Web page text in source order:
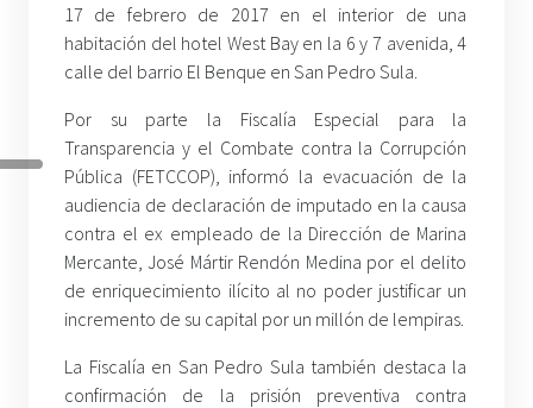
17 de febrero de 2017 en el interior de una
habitación del hotel West Bay en la 6 y 7 avenida, 4
calle del barrio El Benque en San Pedro Sula.
Por su parte la Fiscalía Especial para la
Transparencia y el Combate contra la Corrupción
Pública (FETCCOP), informó la evacuación de la
audiencia de declaración de imputado en la causa
contra el ex empleado de la Dirección de Marina
Mercante, José Mártir Rendón Medina por el delito
de enriquecimiento ilícito al no poder justificar un
incremento de su capital por un millón de lempiras.
La Fiscalía en San Pedro Sula también destaca la
confirmación de la prisión preventiva contra